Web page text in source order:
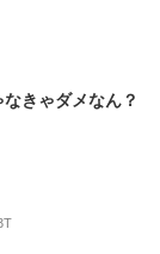
きゃダメなん？